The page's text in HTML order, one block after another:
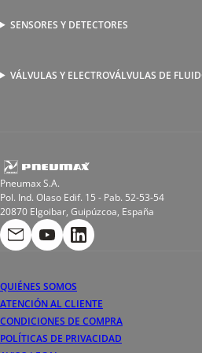
Reguladores de caudal
Racores para soldadura
Válvulas y electroválvulas
SENSORES Y DETECTORES
Detectores magnéticos
VÁLVULAS Y ELECTROVÁLVULAS DE
Electroválvulas de acción directa
Bobinas
Pneumax S.A.
Pol. Ind. Olaso Edif. 15 - Pab. 52-53-54
20870 Elgoibar, Guipúzcoa, España
QUIÉNES SOMOS
ATENCIÓN AL CLIENTE
CONDICIONES DE COMPRA
POLÍTICAS DE PRIVACIDAD